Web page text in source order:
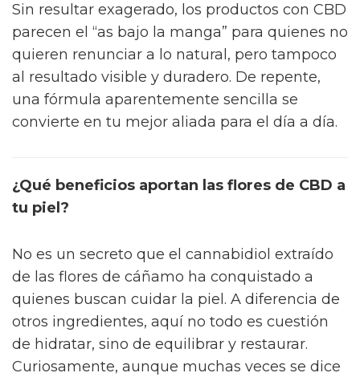
Sin resultar exagerado, los productos con CBD
parecen el “as bajo la manga” para quienes no
quieren renunciar a lo natural, pero tampoco
al resultado visible y duradero. De repente,
una fórmula aparentemente sencilla se
convierte en tu mejor aliada para el día a día.
¿Qué beneficios aportan las flores de CBD a
tu piel?
No es un secreto que el cannabidiol extraído
de las flores de cáñamo ha conquistado a
quienes buscan cuidar la piel. A diferencia de
otros ingredientes, aquí no todo es cuestión
de hidratar, sino de equilibrar y restaurar.
Curiosamente, aunque muchas veces se dice